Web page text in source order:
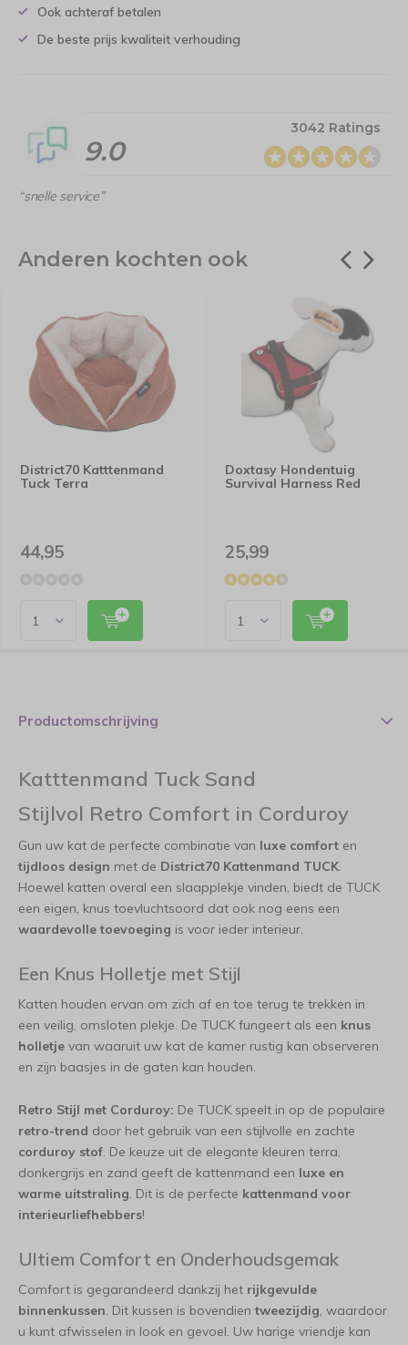
Ook achteraf betalen
De beste prijs kwaliteit verhouding
9.0
3042 Ratings
“snelle service”
Anderen kochten ook
District70 Katttenmand
Tuck Terra
44,95
Doxtasy Hondentuig
Survival Harness Red
25,99
Productomschrijving
Katttenmand Tuck Sand
Stijlvol Retro Comfort in Corduroy
Gun uw kat de perfecte combinatie van luxe comfort en
tijdloos design met de District70 Kattenmand TUCK.
Hoewel katten overal een slaapplekje vinden, biedt de TUCK
een eigen, knus toevluchtsoord dat ook nog eens een
waardevolle toevoeging is voor ieder interieur.
Een Knus Holletje met Stijl
Katten houden ervan om zich af en toe terug te trekken in
een veilig, omsloten plekje. De TUCK fungeert als een knus
holletje van waaruit uw kat de kamer rustig kan observeren
en zijn baasjes in de gaten kan houden.
Retro Stijl met Corduroy: De TUCK speelt in op de populaire
retro-trend door het gebruik van een stijlvolle en zachte
corduroy stof. De keuze uit de elegante kleuren terra,
donkergrijs en zand geeft de kattenmand een luxe en
warme uitstraling. Dit is de perfecte kattenmand voor
interieurliefhebbers!
Ultiem Comfort en Onderhoudsgemak
Comfort is gegarandeerd dankzij het rijkgevulde
binnenkussen. Dit kussen is bovendientweezijdig, waardoor
u kunt afwisselen in look en gevoel. Uw harige vriendje kan